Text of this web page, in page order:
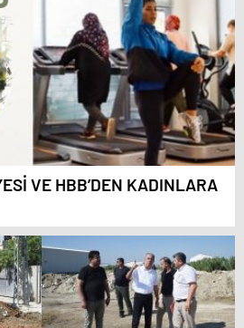
VE HBB’DEN KADINLARA